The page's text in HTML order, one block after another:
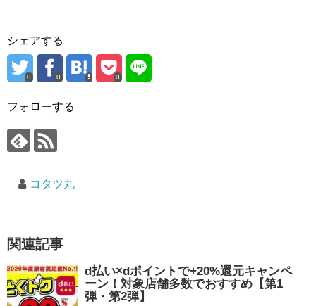
シェアする
0 0 0
フォローする
コタツ丸
関連記事
d払い×dポイントで+20%還元キャンペ
ーン！対象店舗多数でおすすめ【第1
弾・第2弾】